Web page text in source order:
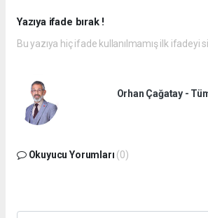
Yazıya ifade bırak !
Bu yazıya hiç ifade kullanılmamış ilk ifadeyi
Orhan Çağatay -
Okuyucu Yorumları (0)